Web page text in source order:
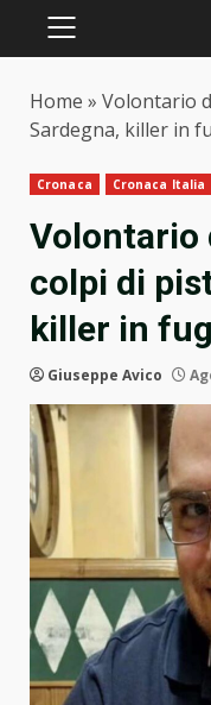
PRIMARY
Home » Volontario
Sardegna, killer in
Cronaca Cronaca Italia
Volontario
colpi di
killer in
Giuseppe Avico